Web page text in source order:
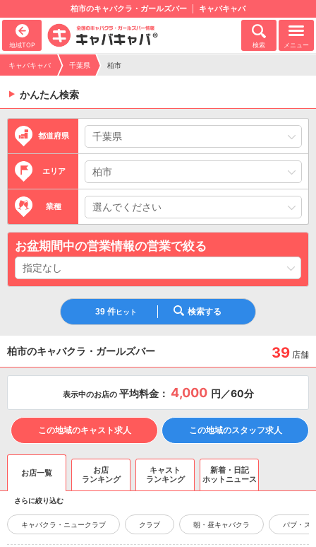
柏市のキャバクラ・ガールズバー キャバキャバ
地域TOP 検索 メニュー
キャバキャバ 千葉県 柏市
かんたん検索
都道府県
エリア
業種
お盆期間中の営業情報の営業で絞る
39 件ヒット 検索する
柏市のキャバクラ・ガールズバー 39 店舗
表示中のお店の 平均料金： 4,000 円／60分
この地域のキャスト求人 この地域のスタッフ求人
お店一覧
お店
ランキング
キャスト
ランキング
新着・日記
ホットニュース
さらに絞り込む
キャバクラ・ニュークラブ クラブ 朝・昼キャバクラ パブ・ス